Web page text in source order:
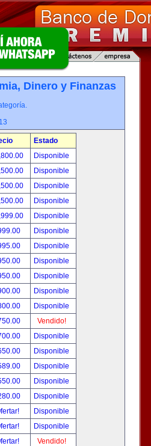
Dinero y Finanzas
Estado
Disponible
Disponible
Disponible
Disponible
Disponible
Disponible
Disponible
Disponible
Disponible
Disponible
Disponible
Vendido!
Disponible
Disponible
Disponible
Disponible
Disponible
Disponible
Disponible
Vendido!